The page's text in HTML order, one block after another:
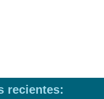
recientes: